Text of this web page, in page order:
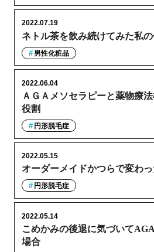
ネトル茶を飲み続けてみた私
2022.07.19
男性化粧品
ＡＧＡメソセラピーと薬物療
役割
2022.06.04
円形脱毛症
オーダーメイドかつらで変わ
2022.05.15
円形脱毛症
こめかみの後退に気づいて
場合
2022.05.14